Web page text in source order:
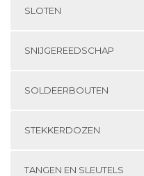
SLOTEN
SNIJGEREEDSCHAP
SOLDEERBOUTEN
STEKKERDOZEN
TANGEN EN SLEUTELS